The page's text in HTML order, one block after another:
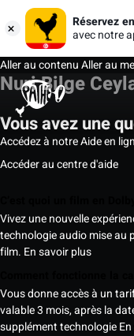
Réservez
avec notre
Aller au contenuAller au
Nuri Bilge
Vous avez une
Accédez à notre Aide en
Accéder au centre d'aide
Vivez une nouvelle
technologie audio mise au
film. En savoir plus
Vous donne accès à un
valable 3 mois, après la
supplément technologie